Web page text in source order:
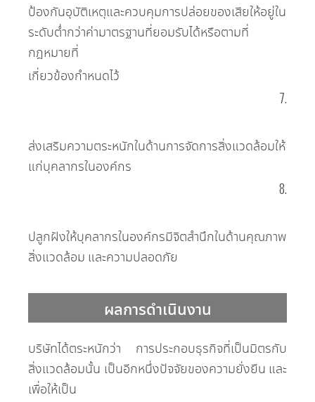
ป้องกันอุบัติเหตุและควบคุมการปล่อยของเสียให้อยู่ใน
ระดับต่ำกว่าค่ามาตรฐานที่ยอมรับได้หรือตามที่
กฎหมายที่
เกี่ยวข้องกำหนดไว้
7.
ส่งเสริมความตระหนักในด้านการจัดการสิ่งแวดล้อมให้
แก่บุคลากรในองค์กร
8.
ปลูกฝังให้บุคลากรในองค์กรมีจิตสำนึกในด้านคุณภาพ
สิ่งแวดล้อม และความปลอดภัย
ผลการดำเนินงาน
บริษัทได้ตระหนักว่า การประกอบธุรกิจที่เป็นมิตรกับ
สิ่งแวดล้อมนั้น เป็นอีกหนึ่งปัจจัยของความยั่งยืน และ
เพื่อให้เป็น